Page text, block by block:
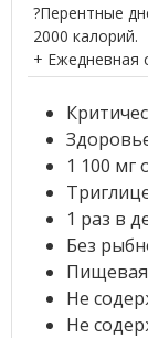
?Перентные
2000 калорий.
+ Ежедневная
1 100 мг
1 раз в
Без
Не
Не